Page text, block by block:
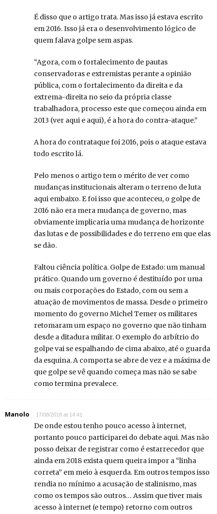
É disso que o artigo trata. Mas isso já estava escrito
em 2016. Isso já era o desenvolvimento lógico de
quem falava golpe sem aspas.
“Agora, com o fortalecimento de pautas
conservadoras e extremistas perante a opinião
pública, com o fortalecimento da direita e da
extrema-direita no seio da própria classe
trabalhadora, processo este que começou ainda em
2013 (ver aqui e aqui), é a hora do contra-ataque.”
A hora do contrataque foi 2016, pois o ataque estava
todo escrito lá.
Pelo menos o artigo tem o mérito de ver como
mudanças institucionais alteram o terreno de luta
aqui embaixo. E foi isso que aconteceu, o golpe de
2016 não era mera mudança de governo, mas
obviamente implicaria uma mudança de horizonte
das lutas e de possibilidades e do terreno em que elas
se dão.
Faltou ciência política. Golpe de Estado: um manual
prático. Quando um governo é destituído por uma
ou mais corporações do Estado, com ou sem a
atuação de movimentos de massa. Desde o primeiro
momento do governo Michel Temer os militares
retomaram um espaço no governo que não tinham
desde a ditadura militar. O exemplo do arbítrio do
golpe vai se espalhando de cima abaixo, até o guarda
da esquina. A comporta se abre de vez e a máxima de
que golpe se vê quando começa mas não se sabe
como termina prevalece.
Manolo 17/08/2018 at 14:41
De onde estou tenho pouco acesso à internet,
portanto pouco participarei do debate aqui. Mas não
posso deixar de registrar como é estarrecedor que
ainda em 2018 exista quem queira impor a “linha
correta” em meio à esquerda. Em outros tempos isso
rendia no mínimo a acusação de stalinismo, mas
como os tempos são outros… Assim que tiver mais
acesso à internet (e tempo) retorno com outros